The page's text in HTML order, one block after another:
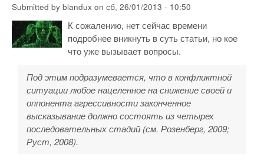
Submitted by blandux on сб, 26/01/2013 - 10:50
К сожалению, нет сейчас времени
подробнее вникнуть в суть статьи, но кое
что уже вызывает вопросы.
Под этим подразумевается, что в конфликтной
ситуации любое нацеленное на снижение своей и
оппонента агрессивности законченное
высказывание должно состоять из четырех
последовательных стадий (см. Розенберг, 2009;
Руст, 2008).